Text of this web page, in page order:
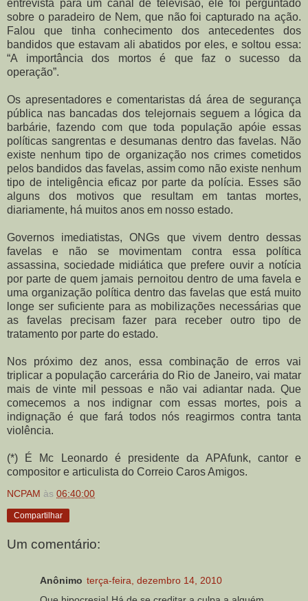
entrevista para um canal de televisão, ele foi perguntado
sobre o paradeiro de Nem, que não foi capturado na ação.
Falou que tinha conhecimento dos antecedentes dos
bandidos que estavam ali abatidos por eles, e soltou essa:
“A importância dos mortos é que faz o sucesso da
operação”.
Os apresentadores e comentaristas dá área de segurança
pública nas bancadas dos telejornais seguem a lógica da
barbárie, fazendo com que toda população apóie essas
políticas sangrentas e desumanas dentro das favelas. Não
existe nenhum tipo de organização nos crimes cometidos
pelos bandidos das favelas, assim como não existe nenhum
tipo de inteligência eficaz por parte da polícia. Esses são
alguns dos motivos que resultam em tantas mortes,
diariamente, há muitos anos em nosso estado.
Governos imediatistas, ONGs que vivem dentro dessas
favelas e não se movimentam contra essa política
assassina, sociedade midiática que prefere ouvir a notícia
por parte de quem jamais pernoitou dentro de uma favela e
uma organização política dentro das favelas que está muito
longe ser suficiente para as mobilizações necessárias que
as favelas precisam fazer para receber outro tipo de
tratamento por parte do estado.
Nos próximo dez anos, essa combinação de erros vai
triplicar a população carcerária do Rio de Janeiro, vai matar
mais de vinte mil pessoas e não vai adiantar nada. Que
comecemos a nos indignar com essas mortes, pois a
indignação é que fará todos nós reagirmos contra tanta
violência.
(*) É Mc Leonardo é presidente da APAfunk, cantor e
compositor e articulista do Correio Caros Amigos.
NCPAM às 06:40:00
Compartilhar
Um comentário:
Anônimo terça-feira, dezembro 14, 2010